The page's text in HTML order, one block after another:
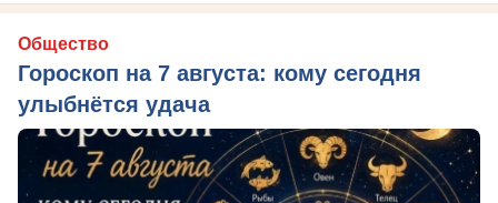
Общество
Гороскоп на 7 августа: кому сегодня
улыбнётся удача